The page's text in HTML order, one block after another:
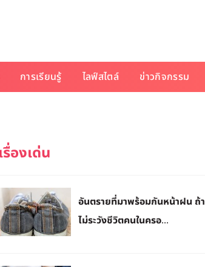
การเรียนรู้ ไลฟ์สไตล์ ข่าวกิจกรรม
อันตรายที่มาพร้อมกันหน้าฝน ถ้า
ไม่ระวังชีวิตคนในครอ...